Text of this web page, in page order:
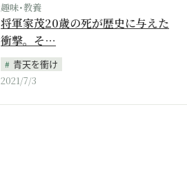
趣味･教養
将軍家茂20歳の死が歴史に与えた
衝撃。そ…
青天を衝け
2021/7/3